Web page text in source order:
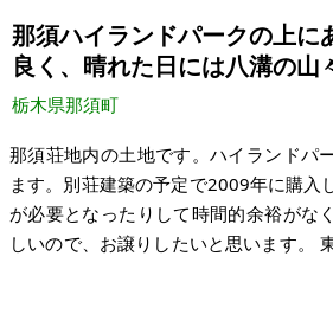
ので、現地確認の際にお伝えします。
現地確認のうえご判断ください。早
那須ハイランドパークの上に
良く、晴れた日には八溝の山
栃木県那須町
那須荘地内の土地です。ハイランドパ
ます。別荘建築の予定で2009年に購入
が必要となったりして時間的余裕がな
しいので、お譲りしたいと思います。 東隣には別荘が建てられ
ており、近隣にも別荘が点在していま